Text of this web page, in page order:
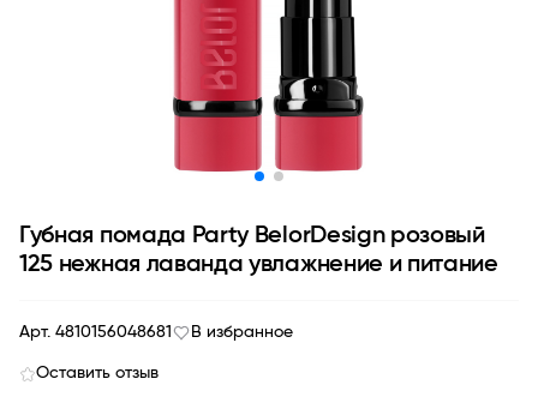
Губная помада Party BelorDesign розовый
125 нежная лаванда увлажнение и питание
Арт. 4810156048681 В избранное
Оставить отзыв